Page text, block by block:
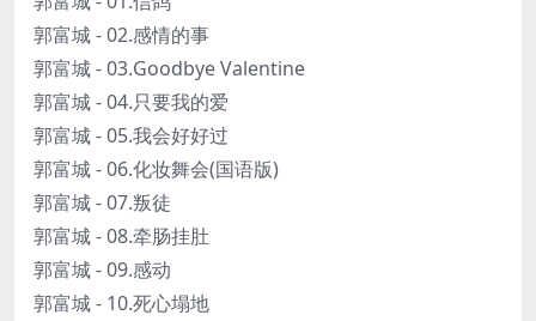
郭富城 - 02.感情的事
郭富城 - 03.Goodbye Valentine
郭富城 - 04.只要我的爱
郭富城 - 05.我会好好过
郭富城 - 06.化妆舞会(国语版)
郭富城 - 07.叛徒
郭富城 - 08.牵肠挂肚
郭富城 - 09.感动
郭富城 - 10.死心塌地